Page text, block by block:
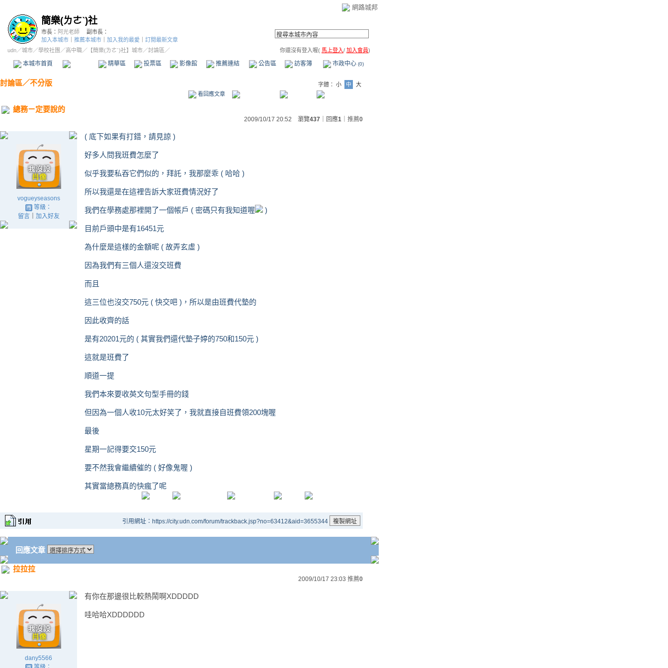
網路城邦
簡樂(ㄌㄜˋ)社
市長： 阿光老師
副市長：
加入本城市
推薦本城市 加入我的最愛
訂閱最新文章
udn／城市／學校社團 ／高中職／ 【簡樂(ㄌㄜˋ)社】城市／討論區／ 你還沒有登入喔( 馬上登入/ 加入會員)
本城市首頁 精華區 投票區 影像館 推薦連結 公告區 訪客簿 市政中心 (0)
討論區／不分版 字體： 小 中
大
看回應文章
總務ㄧ定要說的
2009/10/17 20:52 瀏覽437 ｜回應1 推薦0
vogueyseasons
等級：
留言｜ 加入好友
( 底下如果有打錯，請見諒 )
好多人問我班費怎麼了
似乎我要私吞它們似的，拜託，我那麼乖 ( 哈哈 )
所以我還是在這裡告訴大家班費情況好了
我們在學務處那裡開了一個帳戶 ( 密碼只有我知道喔 )
目前戶頭中是有16451元
為什麼是這樣的金額呢 ( 故弄玄虛 )
因為我們有三個人還沒交班費
而且
這三位也沒交750元 ( 快交吧 )，所以是由班費代墊的
因此收齊的話
是有20201元的 ( 其實我們還代墊子婷的750和150元 )
這就是班費了
順道一提
我們本來要收英文句型手冊的錢
但因為一個人收10元太好笑了，我就直接自班費領200塊喔
最後
星期一記得要交150元
要不然我會繼續催的 ( 好像鬼喔 )
其實當總務真的快瘋了呢
引用網址：https://city.udn.com/forum/trackback.jsp?no=63412&aid=3655344
回應文章
拉拉拉
2009/10/17 23:03 推薦0
dany5566
有你在那邊很比較熱鬧啊XDDDDD
哇哈哈XDDDDDD